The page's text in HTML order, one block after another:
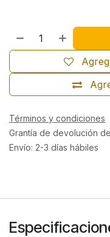
Términos y condiciones
Grantía de devolución
Envío: 2-3 días hábiles